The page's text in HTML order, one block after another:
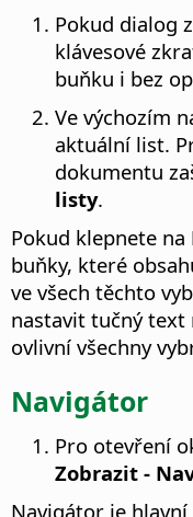
Pokud dialog
klávesové
buňku i bez
Ve výchozím
aktuální list.
dokumentu
listy.
Pokud klepnete na
buňky, které
ve všech těchto
nastavit tučný text
ovlivní všechny
Navigátor
Pro otevření
Zobrazit -
Navigátor je